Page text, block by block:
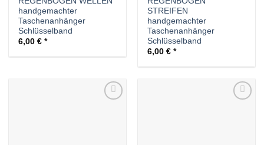
handgemachter
Taschenanhänger
Schlüsselband
6,00€
STREIFEN
handgemachter
Taschenanhänger
Schlüsselband
6,00€